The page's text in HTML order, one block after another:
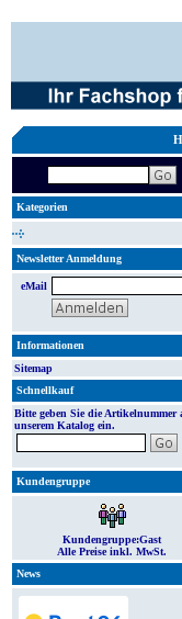
Kategorien
Newsletter Anmeldung
eMail
Informationen
Sitemap
Schnellkauf
Bitte geben Sie die Artikelnummer
unserem Katalog ein.
Kundengruppe
Kundengruppe:Gast
Alle Preise inkl. MwSt.
News